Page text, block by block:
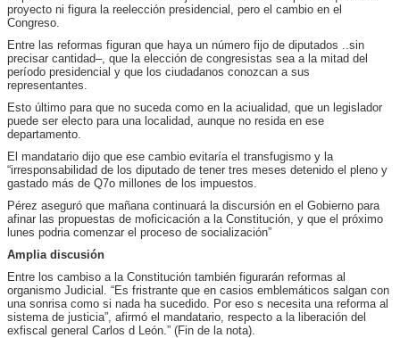
proyecto ni figura la reelección presidencial, pero el cambio en el
Congreso.
Entre las reformas figuran que haya un número fijo de diputados ..sin
precisar cantidad–, que la elección de congresistas sea a la mitad del
período presidencial y que los ciudadanos conozcan a sus
representantes.
Esto último para que no suceda como en la aciualidad, que un legislador
puede ser electo para una localidad, aunque no resida en ese
departamento.
El mandatario dijo que ese cambio evitaría el transfugismo y la
“irresponsabilidad de los diputado de tener tres meses detenido el pleno y
gastado más de Q7o millones de los impuestos.
Pérez aseguró que mañana continuará la discursión en el Gobierno para
afinar las propuestas de moficicación a la Constitución, y que el próximo
lunes podria comenzar el proceso de socialización”
Amplia discusión
Entre los cambiso a la Constitución también figurarán reformas al
organismo Judicial. “Es fristrante que en casios emblemáticos salgan con
una sonrisa como si nada ha sucedido. Por eso s necesita una reforma al
sistema de justicia”, afirmó el mandatario, respecto a la liberación del
exfiscal general Carlos d León.” (Fin de la nota).